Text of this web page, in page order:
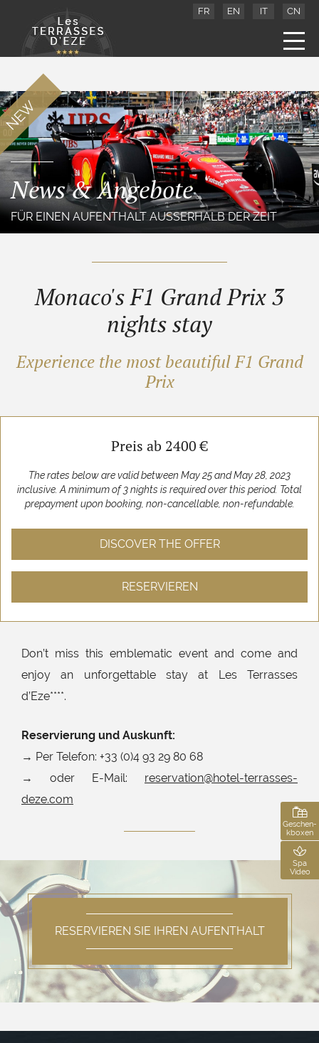
FR EN IT CN
Buchen Sie Ihren Aufenthalt
Restaurant Le Tillac
(Zugang oder Behandlung)
Verschenken Sie einen Geschenkgutschein
Buchen Sie Ihre Veranstaltung
Geschen-
kboxen
Spa
Video
News & Angebote
FÜR EINEN AUFENTHALT AUSSERHALB DER ZEIT
NEW
Monaco's F1 Grand Prix3
nights stay
Experience the most beautiful F1 Grand
Prix
Preis ab 2400 €
The rates below are valid between May 25 and May 28, 2023
inclusive. A minimum of 3 nights is required over this period. Total
prepayment upon booking, non-cancellable, non-refundable.
DISCOVER THE OFFER
RESERVIEREN
Don’t miss this emblematic event and come and
enjoy an unforgettable stay at Les Terrasses
d’Eze****.
Reservierung und Auskunft:
→ Per Telefon: +33 (0)4 93 29 80 68
→ oder E-Mail: reservation@hotel-terrasses-
deze.com
RESERVIEREN SIE IHREN AUFENTHALT